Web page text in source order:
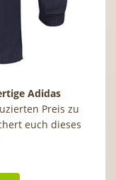
Adidas
Preis zu
euch dieses